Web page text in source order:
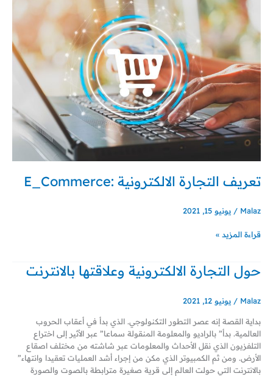
تعريف التجارة الالكترونية :E_Commerce
Malaz
/ يونيو 15, 2021
التجارة
الالكترونية
قراءة المزيد »
حول التجارة الالكترونية وعلاقتها بالانترنت
Malaz
/ يونيو 12, 2021
بداية القصة إنه عصر التطور التكنولوجي. الذي بدأ في أعقاب الحروب
العالمية. بدأ” بالراديو والمعلومة المنقولة سماعا” عبر الأثير إلى اختراع
التلفزيون الذي نقل الأحداث والمعلومات عبر شاشته من مختلف اصقاع
الأرض. ومن ثم الكمبيوتر الذي مكن من إجراء أشد العمليات تعقيدا وانتهاء”
بالانترنت التي حولت العالم إلى قرية صغيرة مترابطة بالصوت والصورة
حول
التجارة
وعلاقتها
بالانترنت